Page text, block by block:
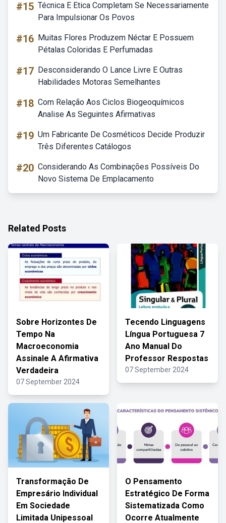
#15 Técnica E Etica Completam Se Necessariamente
Para Impulsionar Os Povos
#16 Muitas Flores Produzem Néctar E Possuem
Pétalas Coloridas E Perfumadas
#17 Desconsiderando O Lance Livre E Outras
Habilidades Motoras Semelhantes
#18 Com Relação Aos Ciclos Biogeoquímicos
Analise As Seguintes Afirmativas
#19 Um Fabricante De Cosméticos Decide Produzir
Três Diferentes Catálogos
#20 Considerando As Combinações Possíveis Do
Novo Sistema De Emplacamento
Related Posts
Sobre Horizontes De
Tempo Na
Macroeconomia
Assinale A Afirmativa
Verdadeira
07 September 2024
Tecendo Linguagens
Língua Portuguesa 7
Ano Manual Do
Professor Respostas
07 September 2024
Transformação De
Empresário Individual
Em Sociedade
Limitada Unipessoal
O Pensamento
Estratégico De Forma
Sistematizada Como
Ocorre Atualmente